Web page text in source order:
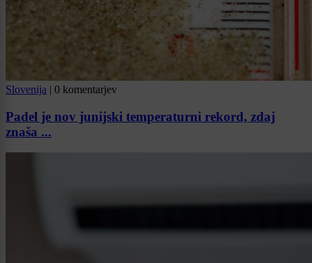
Slovenija | 0 komentarjev
Padel je nov junijski temperaturni rekord, zdaj
znaša ...